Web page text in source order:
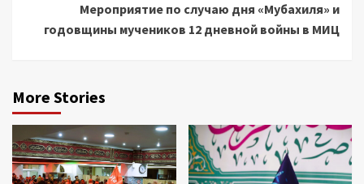
Мероприятие по случаю дня «Мубахиля» и
годовщины мучеников 12 дневной войны в МИЦ
More Stories